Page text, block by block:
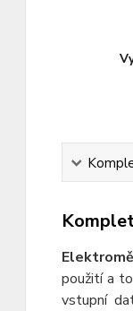
použití a
vstupní